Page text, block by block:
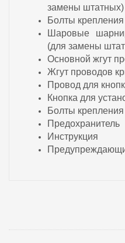
замены штатных)
Болты
Шаровые
(для замены
Основной жгут
Жгут проводов
Провод для
Кнопка для
Болты
Предохранитель
Инструкция